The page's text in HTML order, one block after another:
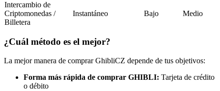
Conviértete en un Trader de Copia
Intercambio de
Criptomonedas /
Billetera
Instantáneo Bajo Medio
¿Cuál método es el mejor?
La mejor manera de comprar GhibliCZ depende de tus objetivos:
Forma más rápida de comprar GHIBLI: Tarjeta de crédito
o débito